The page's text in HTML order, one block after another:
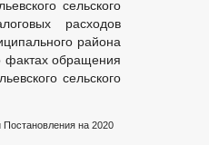
сельского
расходов
района
фактах обращения
сельского
Постановления на 2020